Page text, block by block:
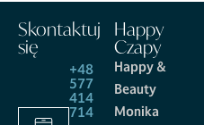
Skontaktuj
się
+48
577
414
714
Happy
Czapy
Happy &
Beauty
Monika